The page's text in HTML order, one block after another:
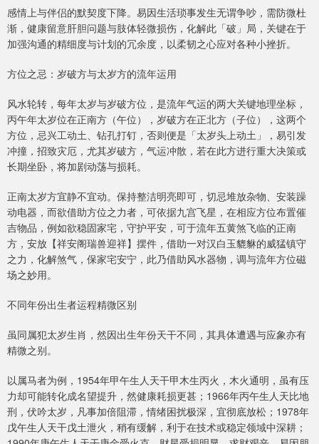
感情上与伴侣的默契度下降。易因生活琐事发生无谓争吵，需防微杜
渐，健康留意肝胆问题与肢体轻微损伤，化解此「破」局，关键在于
加强沟通的精细度与计划的冗余度，以柔韧之心应对各种小挫折。
方位之忌：岁破方与太岁方的流年运用
风水轮转，每年太岁与岁破方位，是流年气运的两大关键地理坐标，
丙午年太岁位在正南方（午位），岁破方在正北方（子位），这两个
方位，忌兴工动土、钻孔打钉，否则便是「太岁头上动土」，易引发
冲撞，招致灾厄，尤其岁破方，气运冲散，若在此方进行重大决策或
长期坐卧，将加剧动荡与损耗。
正南太岁方宜静不宜动。保持整洁明亮即可，切忌堆放杂物、安装躁
动电器，而欲借助方位之力者，可依据九宫飞星，在相应方位布置催
吉物品，例如欲稳固家宅，守护平安，可于流年五黄煞飞临的正南
方，安放【祥安阁瑞兽迎祥】摆件，借助一对汉白玉貔貅的威猛镇守
之力，化解煞气，保家宅安宁，此乃借助风水器物，调与流年方位磁
场之妙用。
不同年份出生者运程精微区别
虽同属犯太岁生肖，然因出生年份天干不同，其具体遭遇与应象亦有
精微之别。
以属马者为例，1954年甲午生人天干甲木生丙火，木火通明，虽有压
力却可能转化成名望提升，然健康耗损更甚；1966年丙午生人天比地
刑，伏吟太岁，凡事加倍阻滞，情绪困扰极深，宜彻底放松；1978年
戊午生人天干戊土泄火，稍有缓解，利于在技术或稳定领域中深耕；